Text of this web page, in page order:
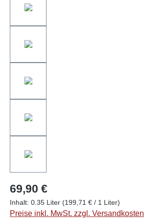
69,90 €
Inhalt: 0.35 Liter (199,71 € / 1 Liter)
Preise inkl. MwSt. zzgl. Versandkosten